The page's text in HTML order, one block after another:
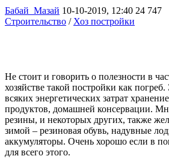
Бабай_Мазай 10-10-2019, 12:40 24 747
Строительство /Хоз постройки
Не стоит и говорить о полезности в
хозяйстве такой постройки как
всяких энергетических затрат
продуктов, домашней консервации.
резины, и некоторых других, также
зимой – резиновая обувь, надувные
аккумуляторы. Очень хорошо если в
для всего этого.